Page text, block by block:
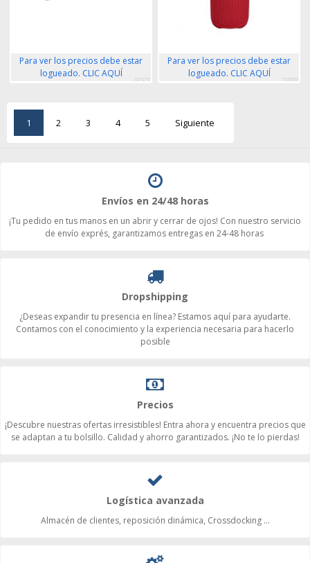
Para ver los precios debe estar
logueado. CLIC AQUÍ
107276
Para ver los precios debe estar
logueado. CLIC AQUÍ
165693
1 2 3 4 5 Siguiente
Envíos en 24/48 horas
¡Tu pedido en tus manos en un abrir y cerrar de ojos! Con nuestro servicio
de envío exprés, garantizamos entregas en 24-48 horas
Dropshipping
¿Deseas expandir tu presencia en línea? Estamos aquí para ayudarte.
Contamos con el conocimiento y la experiencia necesaria para hacerlo
posible
Precios
¡Descubre nuestras ofertas irresistibles! Entra ahora y encuentra precios que
se adaptan a tu bolsillo. Calidad y ahorro garantizados. ¡No te lo pierdas!
Logística avanzada
Almacén de clientes, reposición dinámica, Crossdocking ...